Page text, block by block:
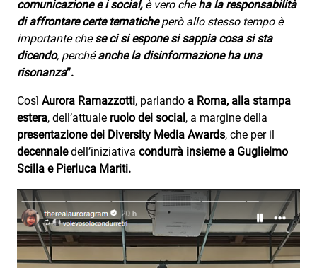
Radio Suby
Subasio Collection
Subasio Per Un’Ora D’Amore
Video
Foto
Speciali
Radio Subasio Music Club
Sanremo 2026
comunicazione e i social,è vero cheha la responsabilità
di affrontare certe tematicheperò allo stesso tempo è
importante chese ci si espone si sappia cosa si sta
dicendo, perchéanche la disinformazione ha una
risonanza”.
Così Aurora Ramazzotti, parlando a Roma, alla stampa
estera, dell’attuale ruolo dei social, a margine della
presentazione dei Diversity Media Awards, che per il
decennaledell’iniziativa condurrà insieme a Guglielmo
Scilla e Pierluca Mariti.